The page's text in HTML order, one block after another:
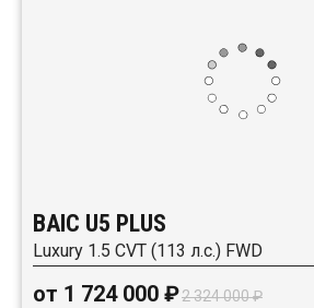
BAIC U5 PLUS
Luxury 1.5 CVT (113 л.с.) FWD
от 1 724 000 ₽2 324 000 ₽